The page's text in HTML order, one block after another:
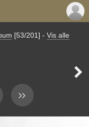
[53/201] - Vis alle
